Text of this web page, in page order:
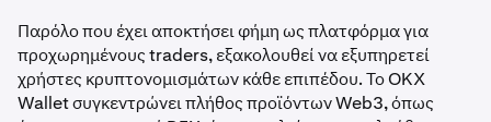
Παρόλο που έχει αποκτήσει φήμη ως πλατφόρμα για
προχωρημένους traders, εξακολουθεί να εξυπηρετεί
χρήστες κρυπτονομισμάτων κάθε επιπέδου. Το OKX
Wallet συγκεντρώνει πλήθος προϊόντων Web3, όπως